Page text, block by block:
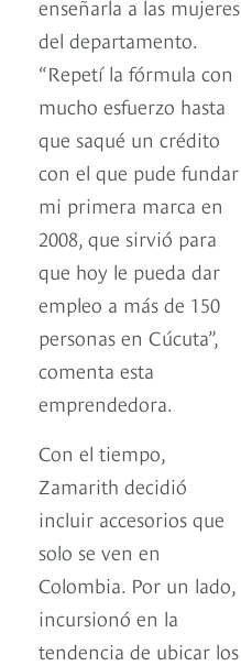
enseñarla a las mujeres
del departamento.
“Repetí la fórmula con
mucho esfuerzo hasta
que saqué un crédito
con el que pude fundar
mi primera marca en
2008, que sirvió para
que hoy le pueda dar
empleo a más de 150
personas en Cúcuta”,
comenta esta
emprendedora.
Con el tiempo,
Zamarith decidió
incluir accesorios que
solo se ven en
Colombia. Por un lado,
incursionó en la
tendencia de ubicar los